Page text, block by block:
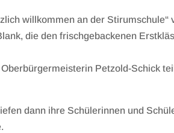
willkommen an der
die den frischgebackenen
Petzold-Schick
dann ihre Schülerinnen und